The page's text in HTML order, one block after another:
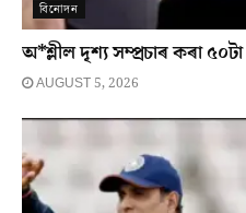
বিনোদন
অ*শ্লীল দৃশ্য সম্প্ৰচাৰ কৰা
AUGUST 5, 2026